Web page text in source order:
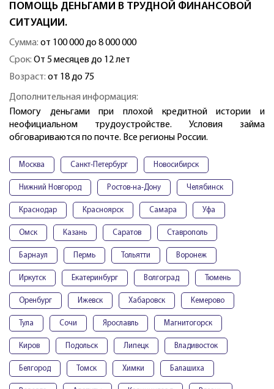
ПОМОЩЬ ДЕНЬГАМИ В ТРУДНОЙ ФИНАНСОВОЙ
СИТУАЦИИ.
Сумма: от 100 000 до 8 000 000
Срок: От 5 месяцев до 12 лет
Возраст: от 18 до 75
Дополнительная информация:
Помогу деньгами при плохой кредитной истории и
неофициальном трудоустройстве. Условия займа
обговариваются по почте. Все регионы России.
Москва Санкт-Петербург Новосибирск
Нижний Новгород Ростов-на-Дону Челябинск
Краснодар Красноярск Самара Уфа
Омск Казань Саратов Ставрополь
Барнаул Пермь Тольятти Воронеж
Иркутск Екатеринбург Волгоград Тюмень
Оренбург Ижевск Хабаровск Кемерово
Тула Сочи Ярославль Магнитогорск
Киров Подольск Липецк Владивосток
Белгород Томск Химки Балашиха